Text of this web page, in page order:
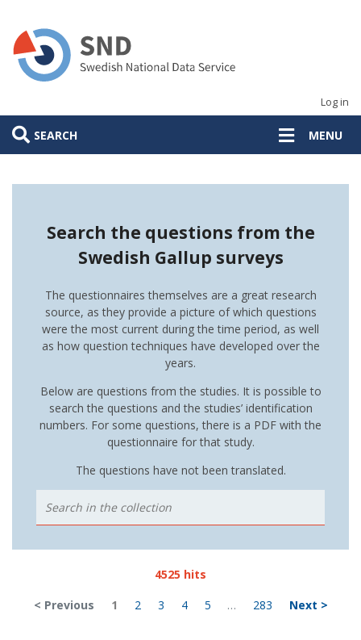
main
content
Log in
SEARCH MENU
Search the questions from the
Swedish Gallup surveys
The questionnaires themselves are a great research
source, as they provide a picture of which questions
were the most current during the time period, as well
as how question techniques have developed over the
years.
Below are questions from the studies. It is possible to
search the questions and the studies’ identification
numbers. For some questions, there is a PDF with the
questionnaire for that study.
The questions have not been translated.
4525 hits
< Previous
1 2 3 4 5 … 283 Next >